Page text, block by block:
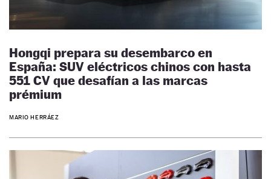
Hongqi prepara su desembarco en
España: SUV eléctricos chinos con hasta
551 CV que desafían a las marcas
prémium
MARIO HERRÁEZ